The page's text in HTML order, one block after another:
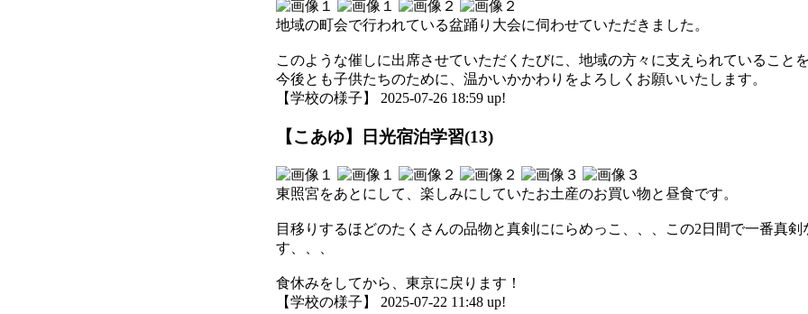
地域の町会で行われている盆踊り大会に伺わせていただきました。
このような催しに出席させていただくたびに、地域の方々に支えられていること
今後とも子供たちのために、温かいかかわりをよろしくお願いいたします。
【学校の様子】 2025-07-26 18:59 up!
【こあゆ】日光宿泊学習(13)
東照宮をあとにして、楽しみにしていたお土産のお買い物と昼食です。
目移りするほどのたくさんの品物と真剣ににらめっこ、、、この2日間で一番真剣
す、、、
食休みをしてから、東京に戻ります！
【学校の様子】 2025-07-22 11:48 up!